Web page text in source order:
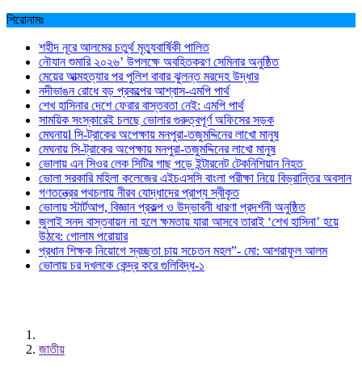
শিরোনামঃ
শহীদ নূরে আলমের চতুর্থ মৃত্যুবার্ষিকী পালিত
নৌযান শুমারি ২০২৬’ উপলক্ষে অবহিতকরণ সেমিনার অনুষ্ঠিত
মেয়ের আত্মহত্যার পর পুলিশ বাবার ঝুলন্ত মরদেহ উদ্ধার
নদীভাঙন রোধে বড় প্রকল্পের আশ্বাস-এমপি পার্থ
শেখ হাসিনার দেশে ফেরার বাস্তবতা নেই: এমপি পার্থ
সাময়িক সংস্কারেই চলছে ভোলার গুরুত্বপূর্ণ অফিসের সড়ক
মেঘনায়l সি-ট্রাকের অপেক্ষায় মনপুরা-তজুমদ্দিনের লাখো মানুষ
মেঘনায় সি-ট্রাকের অপেক্ষায় মনপুরা-তজুমদ্দিনের লাখো মানুষ
ভোলায় এন সিওর লেক সিটির গাছ পড়ে ইন্টারনেট টেকনিশিয়ান নিহত
ভোলা সরকারি মহিলা কলেজের এইচএসসি বাংলা পরীক্ষা নিয়ে বিভ্রান্তির অবসান
গণতন্ত্রের পথচলায় নীরব যোদ্ধাদের প্রাপ্য স্বীকৃত
ভোলায় স্টার্টআপ, বিজ্ঞান প্রকল্প ও উদ্ভাবনী ধারণা প্রদর্শনী অনুষ্ঠিত
জুলাই সনদ বাস্তবায়ন না হলে ক্ষমতায় যারা আসবে তারাই ‘শেখ হাসিনা’ হয়ে
উঠবে: গোলাম পরোয়ার
প্রধান শিক্ষক নিয়োগে স্বচ্ছতা চায় সচেতন মহল”- মো: আশরাফুল আলম
ভোলায় চর দখলকে কেন্দ্র করে গুলিবিদ্ধ-১
জাতীয়